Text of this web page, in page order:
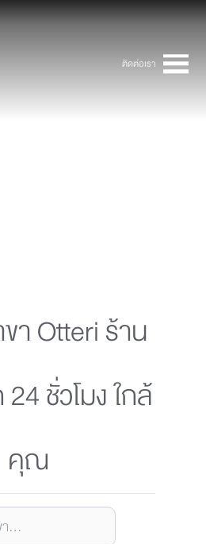
ติดต่อเรา
า Otteri ร้าน
ชั่วโมง ใกล้
คุณ